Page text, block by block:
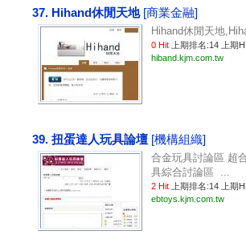
37. Hihand休閒天地 [商業金融]
Hihand休閒天地
0 Hit 上期排名:14 上期
hiband.kjm.com.tw
39. 扭蛋達人玩具論壇 [機構組織]
合金玩具討論區 超
具綜合討論區 ...
2 Hit 上期排名:14 上期
ebtoys.kjm.com.tw